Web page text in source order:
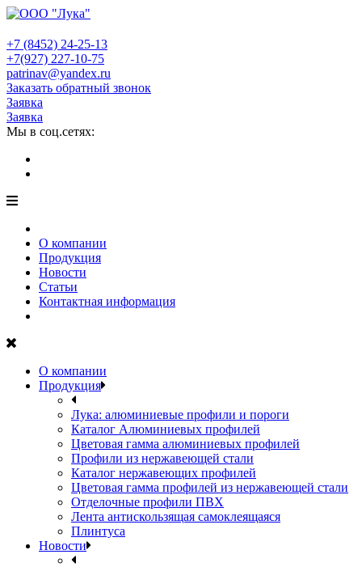
+7 (8452) 24-25-13
+7(927) 227-10-75
patrinav@yandex.ru
Заказать обратный звонок
Заявка
Заявка
Мы в соц.сетях:
О компании
Продукция
Новости
Статьи
Контактная информация
О компании
Продукция
Лука: алюминиевые профили и пороги
Каталог Алюминиевых профилей
Цветовая гамма алюминиевых профилей
Профили из нержавеющей стали
Каталог нержавеющих профилей
Цветовая гамма профилей из нержавеющей стали
Отделочные профили ПВХ
Лента антискользящая самоклеящаяся
Плинтуса
Новости